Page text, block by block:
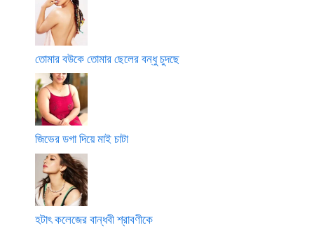
তোমার বউকে তোমার ছেলের বন্ধু চুদছে
জিভের ডগা দিয়ে মাই চাটা
হটাৎ কলেজের বান্ধবী শ্রাবণীকে